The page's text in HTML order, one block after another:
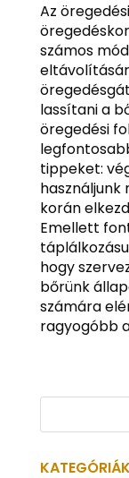
Az
számos
lassítani a
öregedési
tippeket:
korán
Emellett
hogy
bőrünk
számára
ragyogóbb
KATEGÓRIÁK